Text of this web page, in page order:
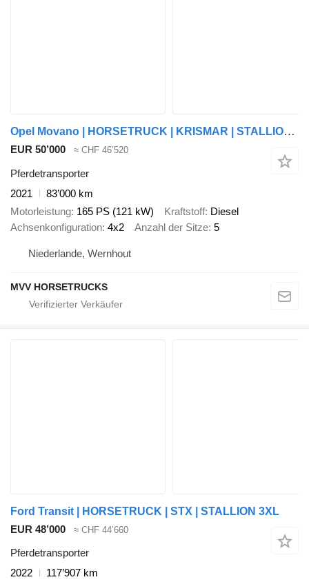
Opel Movano | HORSETRUCK | KRISMAR | STALLION 5XL
EUR 50’000 ≈ CHF 46’520
Pferdetransporter
2021
83’000 km
Motorleistung 165 PS (121 kW) Kraftstoff Diesel
Achsenkonfiguration 4x2 Anzahl der Sitze 5
Niederlande, Wernhout
MVV HORSETRUCKS
Ford Transit | HORSETRUCK | STX | STALLION 3XL
EUR 48’000
≈ CHF 44’660
Pferdetransporter
2022
117’907 km